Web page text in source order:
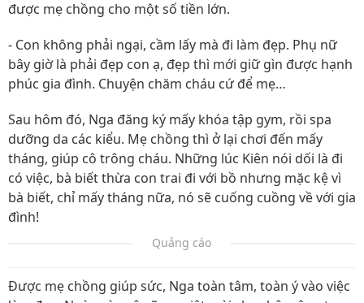
được mẹ chồng cho một số tiền lớn.
- Con không phải ngại, cầm lấy mà đi làm đẹp. Phụ nữ
bây giờ là phải đẹp con ạ, đẹp thì mới giữ gìn được hạnh
phúc gia đình. Chuyện chăm cháu cứ để mẹ…
Sau hôm đó, Nga đăng ký mấy khóa tập gym, rồi spa
dưỡng da các kiểu. Mẹ chồng thì ở lại chơi đến mấy
tháng, giúp cô trông cháu. Những lúc Kiên nói dối là đi
có việc, bà biết thừa con trai đi với bồ nhưng mặc kệ vì
bà biết, chỉ mấy tháng nữa, nó sẽ cuống cuồng về với gia
đình!
Quảng cáo
Được mẹ chồng giúp sức, Nga toàn tâm, toàn ý vào việc